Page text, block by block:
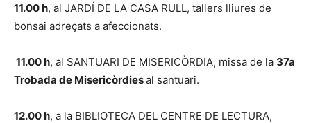
11.00 h, al JARDÍ DE LA CASA RULL, tallers lliures de
bonsai adreçats a afeccionats.
11.00 h, al SANTUARI DE MISERICÒRDIA, missa de la 37a
Trobada de Misericòrdiesal santuari.
12.00 h, a la BIBLIOTECA DEL CENTRE DE LECTURA,